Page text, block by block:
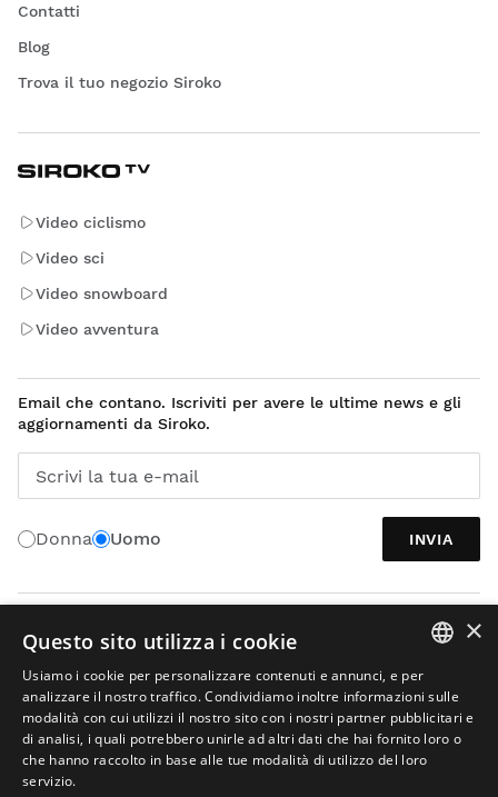
Contatti
Blog
Trova il tuo negozio Siroko
Video ciclismo
Video sci
Video snowboard
Video avventura
Email che contano. Iscriviti per avere le ultime news e gli
aggiornamenti da Siroko.
Scrivi la tua e-mail
Donna Uomo INVIA
Avviso legale
SPANISH
ENGLISH
GREEK
×
Questo sito utilizza i cookie
Usiamo i cookie per personalizzare contenuti e annunci, e per
analizzare il nostro traffico. Condividiamo inoltre informazioni sulle
modalità con cui utilizzi il nostro sito con i nostri partner pubblicitari e
di analisi, i quali potrebbero unirle ad altri dati che hai fornito loro o
che hanno raccolto in base alle tue modalità di utilizzo del loro
servizio.